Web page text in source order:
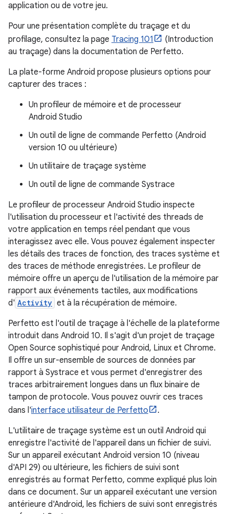
application ou de votre jeu.
Pour une présentation complète du traçage et du
profilage, consultez la page Tracing 101
(Introduction
au traçage) dans la documentation de Perfetto.
La plate-forme Android propose plusieurs options pour
capturer des traces :
Un profileur de mémoire et de processeur
Android Studio
Un outil de ligne de commande Perfetto (Android
version 10 ou ultérieure)
Un utilitaire de traçage système
Un outil de ligne de commande Systrace
Le profileur de processeur Android Studio inspecte
l'utilisation du processeur et l'activité des threads de
votre application en temps réel pendant que vous
interagissez avec elle. Vous pouvez également inspecter
les détails des traces de fonction, des traces système et
des traces de méthode enregistrées. Le profileur de
mémoire offre un aperçu de l'utilisation de la mémoire par
rapport aux événements tactiles, aux modifications
d' Activity et à la récupération de mémoire.
Perfetto est l'outil de traçage à l'échelle de la plateforme
introduit dans Android 10. Il s'agit d'un projet de traçage
Open Source sophistiqué pour Android, Linux et Chrome.
Il offre un sur-ensemble de sources de données par
rapport à Systrace et vous permet d'enregistrer des
traces arbitrairement longues dans un flux binaire de
tampon de protocole. Vous pouvez ouvrir ces traces
dans l'interface utilisateur de Perfetto
.
L'utilitaire de traçage système est un outil Android qui
enregistre l'activité de l'appareil dans un fichier de suivi.
Sur un appareil exécutant Android version 10 (niveau
d'API 29) ou ultérieure, les fichiers de suivi sont
enregistrés au format Perfetto, comme expliqué plus loin
dans ce document. Sur un appareil exécutant une version
antérieure d'Android, les fichiers de suivi sont enregistrés